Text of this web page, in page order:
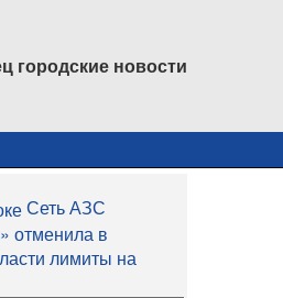
городские новости
Сеть АЗС
отменила в
лимиты на